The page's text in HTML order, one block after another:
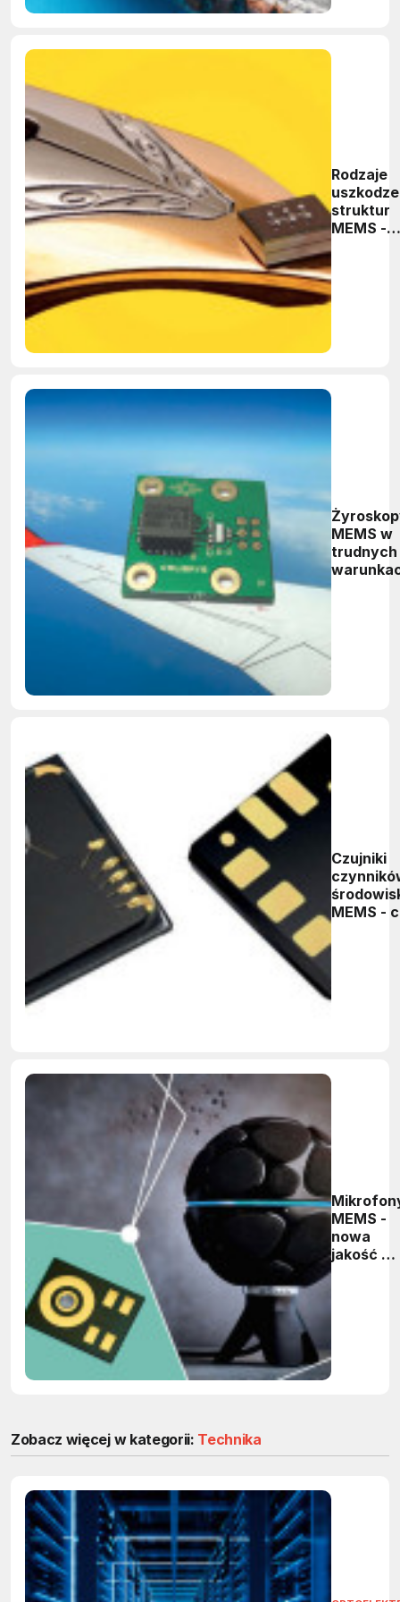
Rodzaje
struktur
MEMS -
MEMS w
trudnych
Czujniki
MEMS -
MEMS -
nowa
jakość w
Zobacz więcej w kategorii: Technika